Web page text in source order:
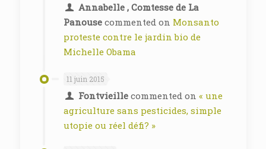
Annabelle , Comtesse de La
Panousecommented on Monsanto
proteste contre le jardin bio de
Michelle Obama
11 juin 2015
Fontvieillecommented on « une
agriculture sans pesticides, simple
utopie ou réel défi? »